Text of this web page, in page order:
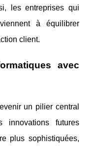
les entreprises qui
à équilibrer
client.
avec
un pilier central
innovations futures
plus sophistiquées,